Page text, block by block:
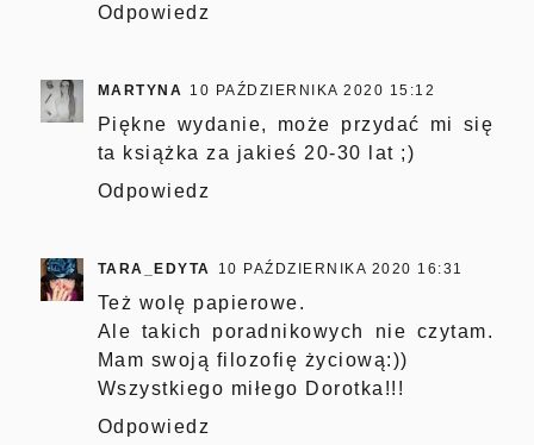
Odpowiedz
MARTYNA 10 PAŹDZIERNIKA 2020 15:12
Piękne wydanie, może przydać mi się
ta książka za jakieś 20-30 lat ;)
Odpowiedz
TARA_EDYTA 10 PAŹDZIERNIKA 2020 16:31
Też wolę papierowe.
Ale takich poradnikowych nie czytam.
Mam swoją filozofię życiową:))
Wszystkiego miłego Dorotka!!!
Odpowiedz